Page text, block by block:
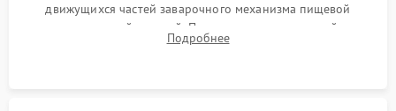
движущихся частей заварочного механизма пищевой
силиконовой смазкой. Проведение программной
декальцинации и очистки системы от кофейных масел.
Подробнее